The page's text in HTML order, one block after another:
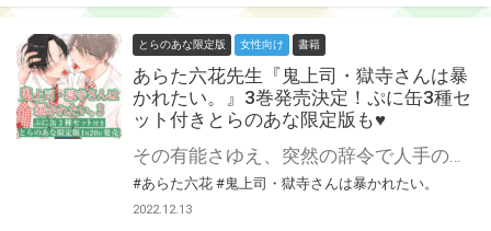
とらのあな限定版 女性向け 書籍
あらた六花先生『鬼上司・獄寺さんは暴
かれたい。』3巻発売決定！ぷに缶3種セ
ット付きとらのあな限定版も♥
#あらた六花 #鬼上司・獄寺さんは暴かれたい。
2022.12.13